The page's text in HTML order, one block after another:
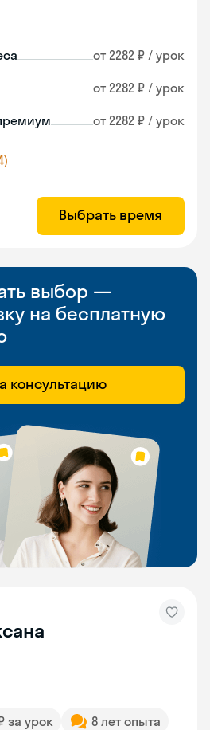
от 2282 ₽ / урок
от 2282 ₽ / урок
от 2282 ₽ / урок
Выбрать время
выбор —
на бесплатную
консультацию
за урок 8 лет опыта